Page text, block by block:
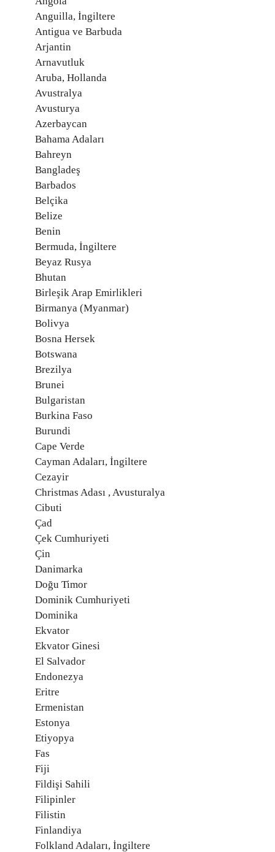
Anguilla, İngiltere
Antigua ve Barbuda
Arjantin
Arnavutluk
Aruba, Hollanda
Avustralya
Avusturya
Azerbaycan
Bahama Adaları
Bahreyn
Bangladeş
Barbados
Belçika
Belize
Benin
Bermuda, İngiltere
Beyaz Rusya
Bhutan
Birleşik Arap Emirlikleri
Birmanya (Myanmar)
Bolivya
Bosna Hersek
Botswana
Brezilya
Brunei
Bulgaristan
Burkina Faso
Burundi
Cape Verde
Cayman Adaları, İngiltere
Cezayir
Christmas Adası , Avusturalya
Cibuti
Çad
Çek Cumhuriyeti
Çin
Danimarka
Doğu Timor
Dominik Cumhuriyeti
Dominika
Ekvator
Ekvator Ginesi
El Salvador
Endonezya
Eritre
Ermenistan
Estonya
Etiyopya
Fas
Fiji
Fildişi Sahili
Filipinler
Filistin
Finlandiya
Folkland Adaları, İngiltere